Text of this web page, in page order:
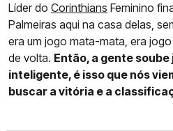
Líder do Corinthians Feminino
Palmeiras aqui na casa delas,
era um jogo mata-mata, era
de volta. Então, a gente
inteligente, é isso que nós
buscar a vitória e a